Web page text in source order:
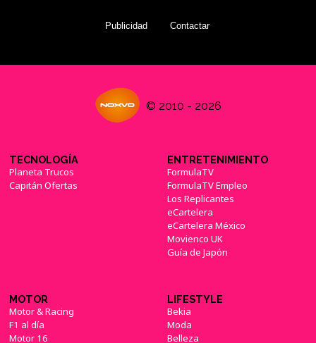
Publicidad Contactar
© 2010 - 2026
TECNOLOGÍA
Planeta Trucos
Capitán Ofertas
ENTRETENIMIENTO
FormulaTV
FormulaTV Empleo
Los Replicantes
eCartelera
eCartelera México
Movienco UK
Guía de Japón
MOTOR
Motor & Racing
F1 al día
Motor 16
LIFESTYLE
Bekia
Moda
Belleza